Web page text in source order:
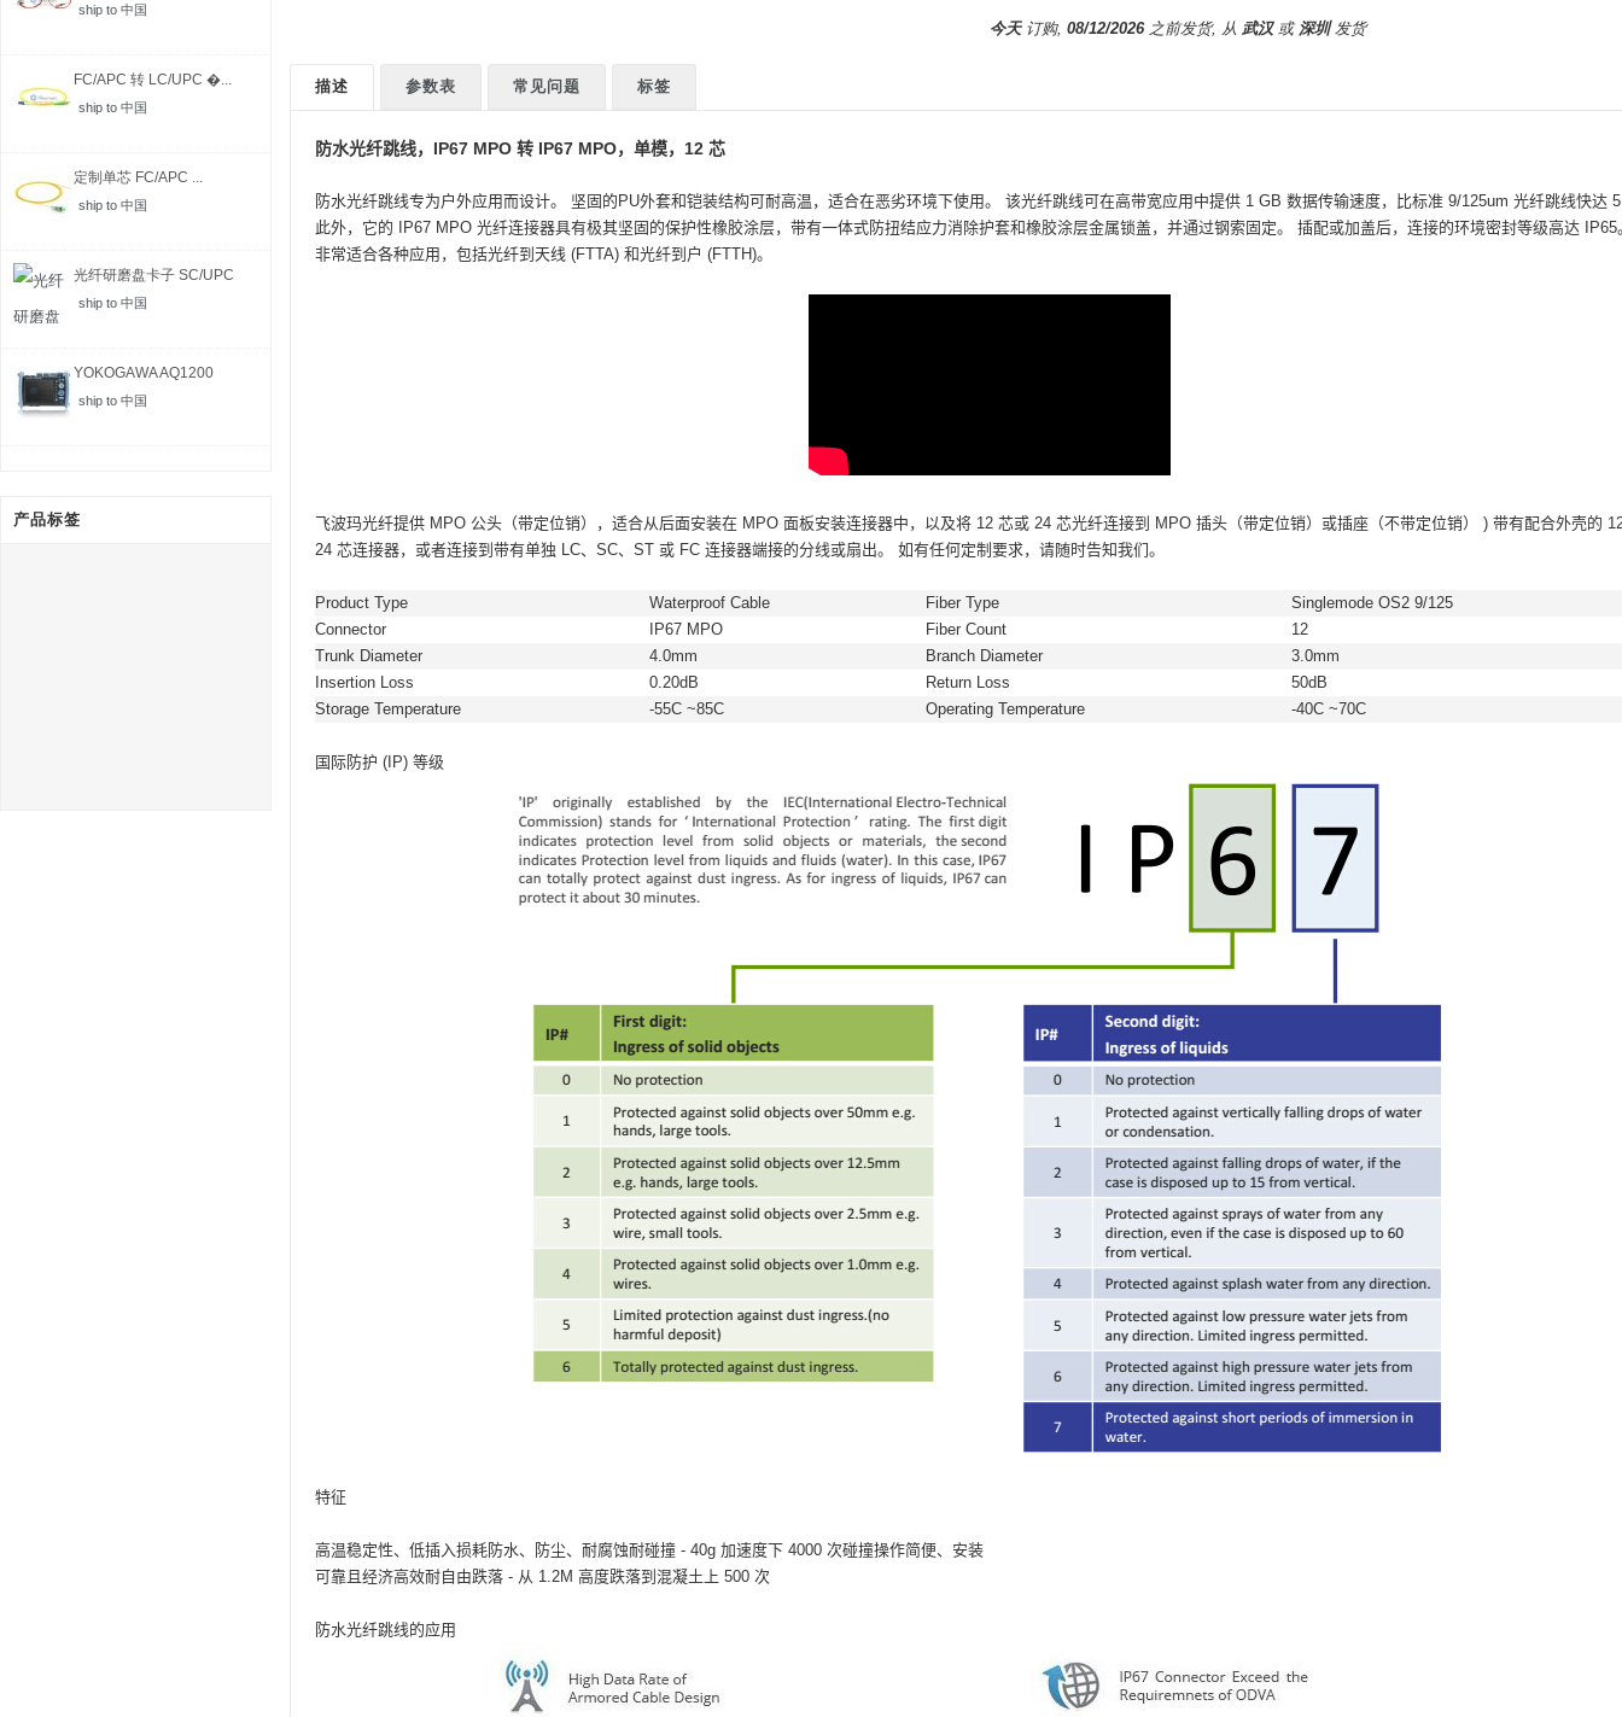
ship to 中国
FC/APC 转 LC/UPC �...
ship to 中国
定制单芯 FC/APC ...
ship to 中国
光纤研磨盘卡子 SC/UPC
ship to 中国
YOKOGAWA AQ1200
MFT-...
ship to 中国
产品标签
今天订购, 08/12/2026之前发货, 从 武汉或 深圳发货
描述 参数表 常见问题 标签
防水光纤跳线，IP67 MPO 转 IP67 MPO，单模，12 芯
防水光纤跳线专为户外应用而设计。 坚固的PU外套和铠装结构可耐高温，适合在恶劣环境下使用。
该光纤跳线可在高带宽应用中提供 1 GB 数据传输速度，比标准 9/125um 光纤跳线快达
此外，它的 IP67 MPO 光纤连接器具有极其坚固的保护性橡胶涂层，带有一体式防扭结应力消除护套和橡胶涂层金属锁盖，并通过钢索固定。
插配或加盖后，连接的环境密封等级高达 IP65
非常适合各种应用，包括光纤到天线 (FTTA) 和光纤到户 (FTTH)。
飞波玛光纤提供 MPO 公头（带定位销），适合从后面安装在 MPO 面板安装连接器中，以及将 12 芯或 24 芯光纤连接到 MPO 插头（带定位销）或插座（不带定位销）
) 带有配合外壳的
24 芯连接器，或者连接到带有单独 LC、SC、ST 或 FC 连接器端接的分线或扇出。
如有任何定制要求，请随时告知我们。
Product Type Waterproof Cable Fiber Type
Singlemode OS2 9/125
Connector
IP67 MPO Fiber Count
12
Trunk Diameter
4.0mm Branch Diameter
3.0mm
Insertion Loss
0.20dB Return Loss
50dB
Storage Temperature
-55C ~85C Operating Temperature -40C ~70C
国际防护 (IP) 等级
特征
高温稳定性、低插入损耗防水、防尘、耐腐蚀耐碰撞 - 40g 加速度下 4000 次碰撞操作简便、安装
可靠且经济高效耐自由跌落 - 从 1.2M 高度跌落到混凝土上 500 次
防水光纤跳线的应用